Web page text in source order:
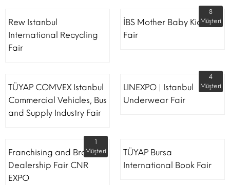
Rew Istanbul
International Recycling
Fair
İBS Mother Baby Kids
Fair
8
Müşteri
TÜYAP COMVEX Istanbul
Commercial Vehicles, Bus
and Supply Industry Fair
LINEXPO | Istanbul
Underwear Fair
4
Müşteri
Franchising and Brand
Dealership Fair CNR
EXPO
1
Müşteri
TÜYAP Bursa
International Book Fair